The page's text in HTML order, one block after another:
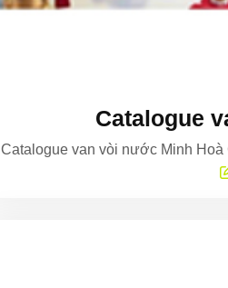
Catalogue
Catalogue van vòi nước Minh